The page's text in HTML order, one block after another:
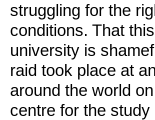
struggling for the
conditions. That
university is
raid took place at
around the world
centre for the